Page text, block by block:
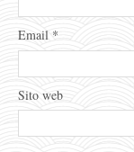
Email *
Sito web